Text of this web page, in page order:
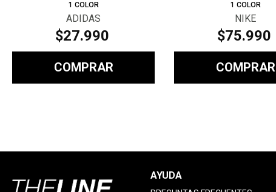
1 COLOR
ADIDAS
$27.990
COMPRAR
1 COLOR
NIKE
$75.990
COMPRAR
AYUDA